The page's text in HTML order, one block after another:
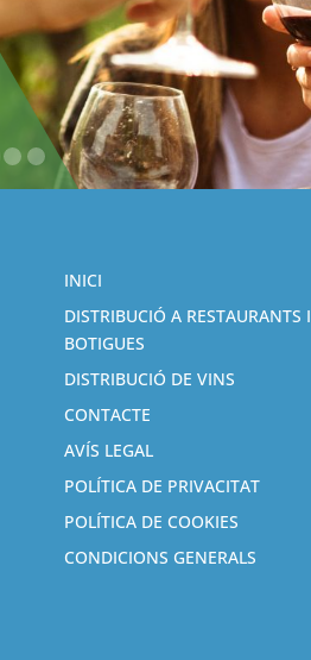
INICI
DISTRIBUCIÓ A RESTAURANTS I
BOTIGUES
DISTRIBUCIÓ DE VINS
CONTACTE
AVÍS LEGAL
POLÍTICA DE PRIVACITAT
POLÍTICA DE COOKIES
CONDICIONS GENERALS